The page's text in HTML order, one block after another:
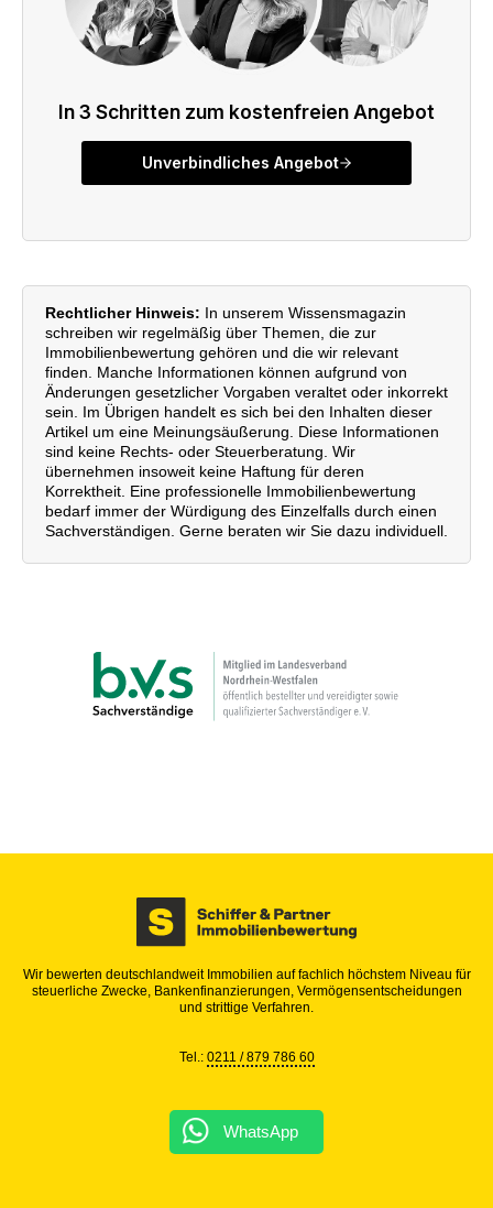
Rechtlicher Hinweis: In unserem Wissensmagazin
schreiben wir regelmäßig über Themen, die zur
Immobilienbewertung gehören und die wir relevant
finden. Manche Informationen können aufgrund von
Änderungen gesetzlicher Vorgaben veraltet oder inkorrekt
sein. Im Übrigen handelt es sich bei den Inhalten dieser
Artikel um eine Meinungsäußerung. Diese Informationen
sind keine Rechts- oder Steuerberatung. Wir
übernehmen insoweit keine Haftung für deren
Korrektheit. Eine professionelle Immobilienbewertung
bedarf immer der Würdigung des Einzelfalls durch einen
Sachverständigen. Gerne beraten wir Sie dazu individuell.
Wir bewerten deutschlandweit Immobilien auf fachlich höchstem Niveau für
steuerliche Zwecke, Bankenfinanzierungen, Vermögensentscheidungen
und strittige Verfahren.
Tel.: 0211 / 879 786 60
WhatsApp